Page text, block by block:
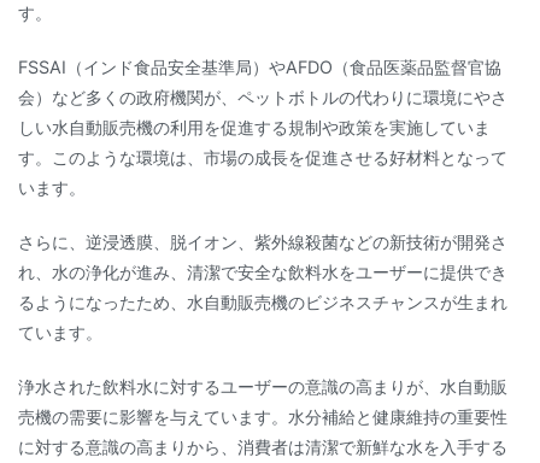
す。
FSSAI（インド食品安全基準局）やAFDO（食品医薬品監督官協
会）など多くの政府機関が、ペットボトルの代わりに環境にやさ
しい水自動販売機の利用を促進する規制や政策を実施していま
す。このような環境は、市場の成長を促進させる好材料となって
います。
さらに、逆浸透膜、脱イオン、紫外線殺菌などの新技術が開発さ
れ、水の浄化が進み、清潔で安全な飲料水をユーザーに提供でき
るようになったため、水自動販売機のビジネスチャンスが生まれ
ています。
浄水された飲料水に対するユーザーの意識の高まりが、水自動販
売機の需要に影響を与えています。水分補給と健康維持の重要性
に対する意識の高まりから、消費者は清潔で新鮮な水を入手する